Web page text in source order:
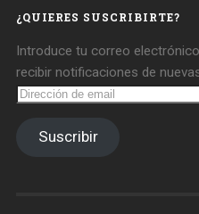
¿QUIERES SUSCRIBIRTE?
Introduce tu correo
recibir notificaciones de
Dirección
de
Suscribir